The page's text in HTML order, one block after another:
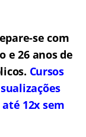
se com
e 26 anos de
Cursos
12x sem